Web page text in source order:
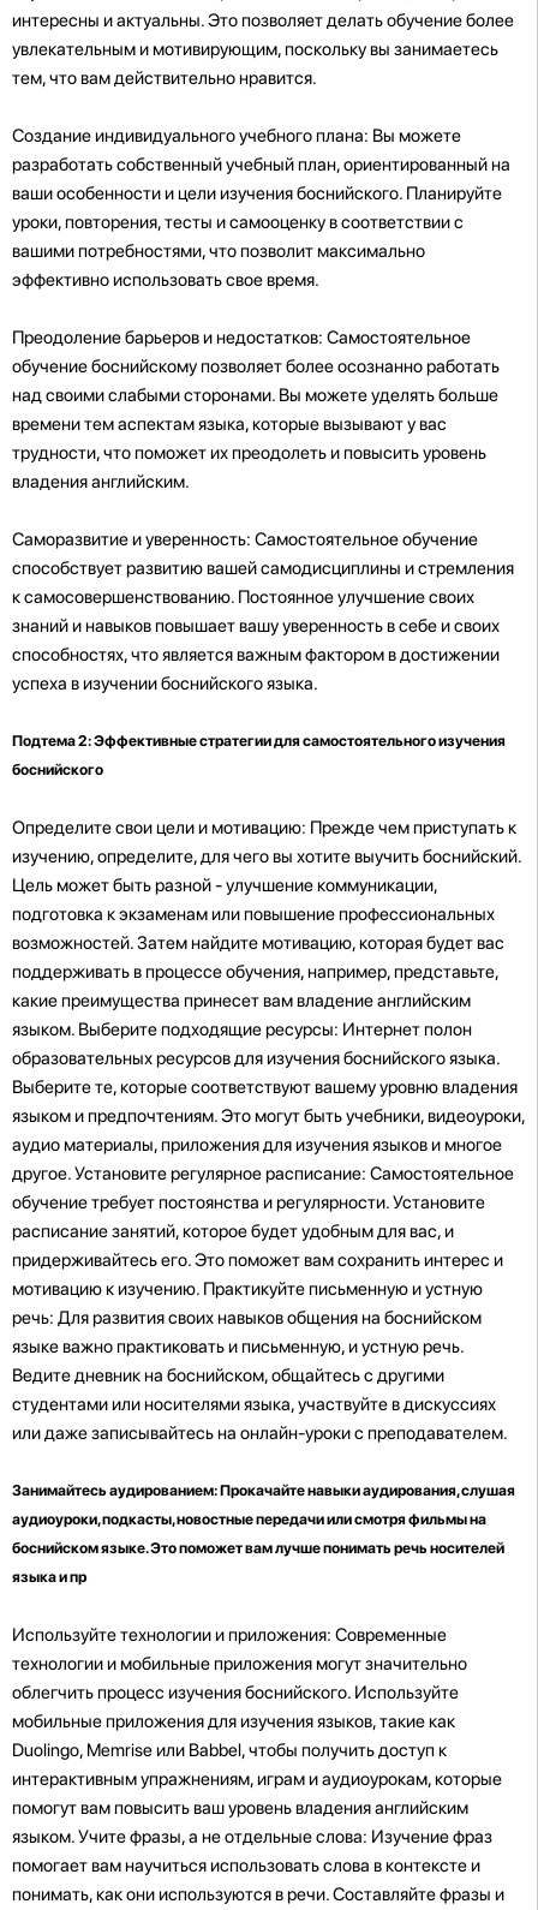
интересны и актуальны. Это позволяет делать обучение более
увлекательным и мотивирующим, поскольку вы занимаетесь
тем, что вам действительно нравится.
Создание индивидуального учебного плана: Вы можете
разработать собственный учебный план, ориентированный на
ваши особенности и цели изучения боснийского. Планируйте
уроки, повторения, тесты и самооценку в соответствии с
вашими потребностями, что позволит максимально
эффективно использовать свое время.
Преодоление барьеров и недостатков: Самостоятельное
обучение боснийскому позволяет более осознанно работать
над своими слабыми сторонами. Вы можете уделять больше
времени тем аспектам языка, которые вызывают у вас
трудности, что поможет их преодолеть и повысить уровень
владения английским.
Саморазвитие и уверенность: Самостоятельное обучение
способствует развитию вашей самодисциплины и стремления
к самосовершенствованию. Постоянное улучшение своих
знаний и навыков повышает вашу уверенность в себе и своих
способностях, что является важным фактором в достижении
успеха в изучении боснийского языка.
Подтема 2: Эффективные стратегии для самостоятельного изучения
боснийского
Определите свои цели и мотивацию: Прежде чем приступать к
изучению, определите, для чего вы хотите выучить боснийский.
Цель может быть разной - улучшение коммуникации,
подготовка к экзаменам или повышение профессиональных
возможностей. Затем найдите мотивацию, которая будет вас
поддерживать в процессе обучения, например, представьте,
какие преимущества принесет вам владение английским
языком. Выберите подходящие ресурсы: Интернет полон
образовательных ресурсов для изучения боснийского языка.
Выберите те, которые соответствуют вашему уровню владения
языком и предпочтениям. Это могут быть учебники, видеоуроки,
аудио материалы, приложения для изучения языков и многое
другое. Установите регулярное расписание: Самостоятельное
обучение требует постоянства и регулярности. Установите
расписание занятий, которое будет удобным для вас, и
придерживайтесь его. Это поможет вам сохранить интерес и
мотивацию к изучению. Практикуйте письменную и устную
речь: Для развития своих навыков общения на боснийском
языке важно практиковать и письменную, и устную речь.
Ведите дневник на боснийском, общайтесь с другими
студентами или носителями языка, участвуйте в дискуссиях
или даже записывайтесь на онлайн-уроки с преподавателем.
Занимайтесь аудированием: Прокачайте навыки аудирования, слушая
аудиоуроки, подкасты, новостные передачи или смотря фильмы на
боснийском языке. Это поможет вам лучше понимать речь носителей
языка и пр
Используйте технологии и приложения: Современные
технологии и мобильные приложения могут значительно
облегчить процесс изучения боснийского. Используйте
мобильные приложения для изучения языков, такие как
Duolingo, Memrise или Babbel, чтобы получить доступ к
интерактивным упражнениям, играм и аудиоурокам, которые
помогут вам повысить ваш уровень владения английским
языком. Учите фразы, а не отдельные слова: Изучение фраз
помогает вам научиться использовать слова в контексте и
понимать, как они используются в речи. Составляйте фразы и